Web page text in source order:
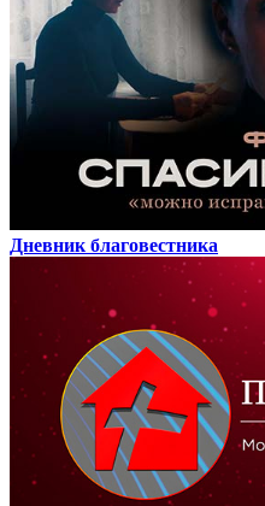
Дневник благовестника